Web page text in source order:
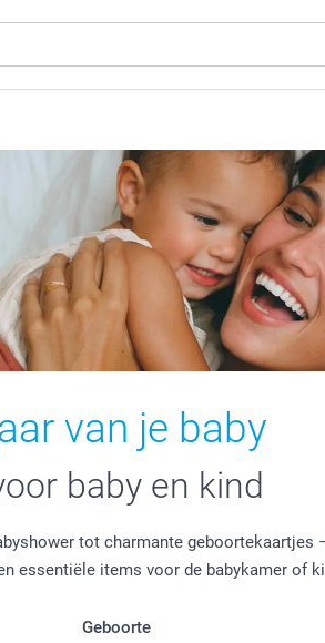
van je baby
baby en kind
tot charmante
essentiële items voor de babykamer
Geboorte